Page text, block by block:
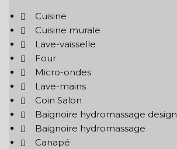
Cuisine
Cuisine murale
Lave-vaisselle
Four
Micro-ondes
Lave-mains
Coin Salon
Baignoire hydromassage design
Baignoire hydromassage
Canapé